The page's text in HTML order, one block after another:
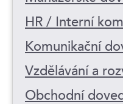
HR / Interní
Komunikační
Vzdělávání a
Obchodní